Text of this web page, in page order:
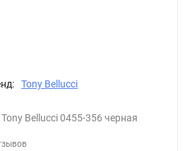
Tony Bellucci
Bellucci 0455-356 черная